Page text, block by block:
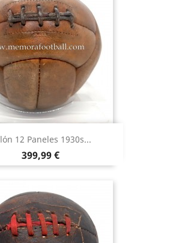
12 Paneles 1930s...
Precio
399,99 €